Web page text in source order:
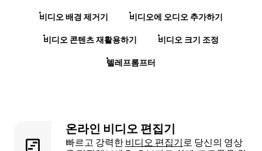
비디오 배경 제거기 비디오에 오디오 추가하기
비디오 콘텐츠 재활용하기 비디오 크기 조정
텔레프롬프터
온라인 비디오 편집기
빠르고 강력한 비디오 편집기 로 당신의 영상